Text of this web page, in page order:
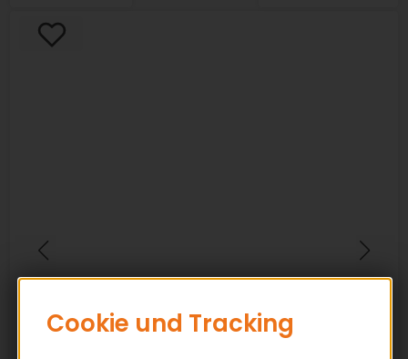
Cookie und Tracking